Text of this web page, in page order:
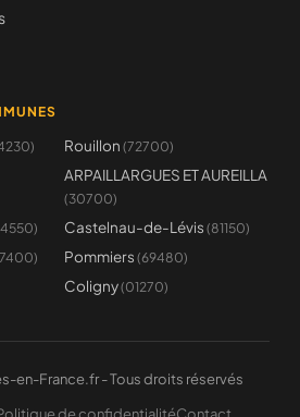
Rouillon (72700)
ARPAILLARGUES ET AUREILLA
(30700)
Castelnau-de-Lévis (81150)
Pommiers (69480)
Coligny(01270)
en-France.fr - Tous droits réservés